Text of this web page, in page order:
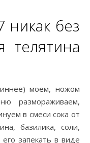
без
телятина
моем, ножом
размораживаем,
в смеси сока от
базилика, соли,
запекать в виде